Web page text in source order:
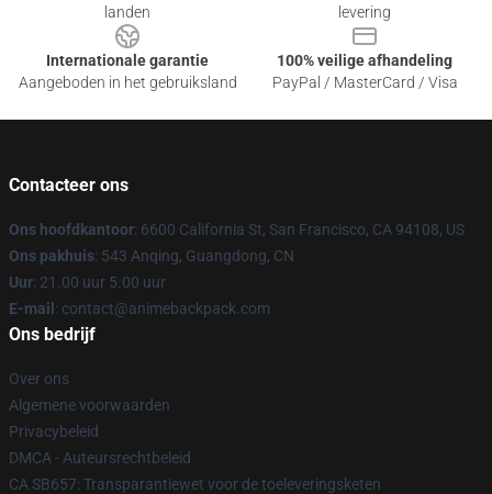
landen
levering
Internationale garantie
Aangeboden in het gebruiksland
100% veilige afhandeling
PayPal / MasterCard / Visa
Contacteer ons
Ons hoofdkantoor: 6600 California St, San Francisco, CA 94108, US
Ons pakhuis: 543 Anqing, Guangdong, CN
Uur: 21.00 uur 5.00 uur
E-mail : contact@animebackpack.com
Ons bedrijf
Over ons
Algemene voorwaarden
Privacybeleid
DMCA - Auteursrechtbeleid
CA SB657: Transparantiewet voor de toeleveringsketen